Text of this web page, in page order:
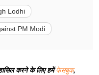
Lodhi
PM Modi
करने के लिए हमेंफेसबुक,